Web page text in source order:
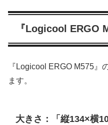
『Logicool ERGO
『Logicool ERGO M575』
ます。
大きさ：「縦134×横